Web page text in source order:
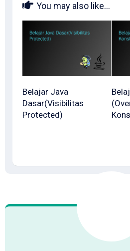
You may also like...
Belajar Java
Dasar(Visibilitas
Protected)